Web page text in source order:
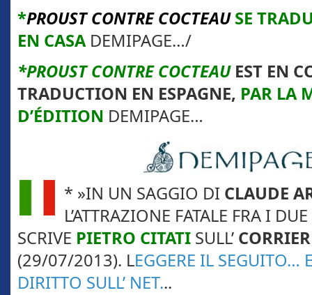
*PROUST CONTRE COCTEAUSE
EN CASADEMIPAGE…/
*PROUST CONTRE COCTEAUEST EN
TRADUCTION EN ESPAGNE, PAR LA
D’ÉDITION DEMIPAGE…
* »IN UN SAGGIO DI CLAUDE
L’ATTRAZIONE FATALE FRA I
SCRIVE PIETRO CITATI SULL’
(29/07/2013). LEGGERE IL SEGUITO…
DIRITTO SULL’ NET...